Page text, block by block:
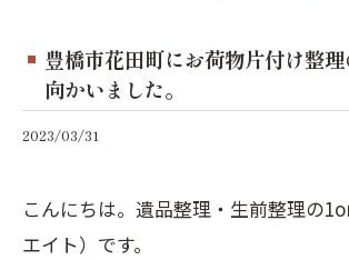
豊橋市花田町にお荷物片付け整
向かいました。
2023/03/31
こんにちは。遺品整理・生前整理の
エイト）です。